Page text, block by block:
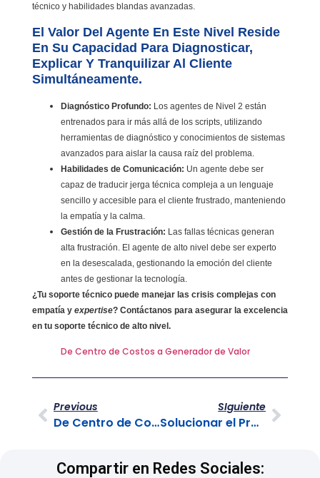
técnico y habilidades blandas avanzadas.
El Valor Del Agente En Este Nivel Reside
En Su Capacidad Para Diagnosticar,
Explicar Y Tranquilizar Al Cliente
Simultáneamente.
Diagnóstico Profundo: Los agentes de Nivel 2 están
entrenados para ir más allá de los scripts, utilizando
herramientas de diagnóstico y conocimientos de sistemas
avanzados para aislar la causa raíz del problema.
Habilidades de Comunicación: Un agente debe ser
capaz de traducir jerga técnica compleja a un lenguaje
sencillo y accesible para el cliente frustrado, manteniendo
la empatía y la calma.
Gestión de la Frustración: Las fallas técnicas generan
alta frustración. El agente de alto nivel debe ser experto
en la desescalada, gestionando la emoción del cliente
antes de gestionar la tecnología.
¿Tu soporte técnico puede manejar las crisis complejas con
empatía y expertise? Contáctanos para asegurar la excelencia
en tu soporte técnico de alto nivel.
De Centro de Costos a Generador de Valor
Previous
De Centro de Costos a Generador de Valor
SIguiente
Solucionar el Problema No Solo el Síntoma en el BPO
Compartir en Redes Sociales: